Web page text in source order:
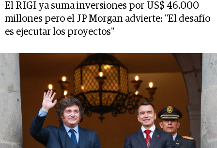
El RIGI ya suma inversiones por US$ 46.000
millones pero el JP Morgan advierte: "El desafío
es ejecutar los proyectos"